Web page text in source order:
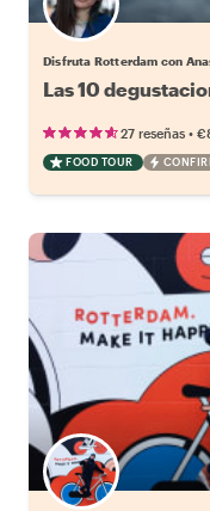
Disfruta Rotterdam con
Las 10
27 reseñas •
FOOD TOUR